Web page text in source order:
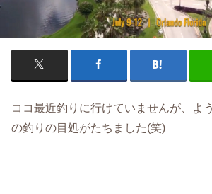
ココ最近釣りに行けていませんが、よ
の釣りの目処がたちました(笑)